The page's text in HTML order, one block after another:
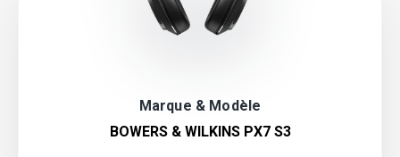
Marque & Modèle
BOWERS & WILKINS PX7 S3